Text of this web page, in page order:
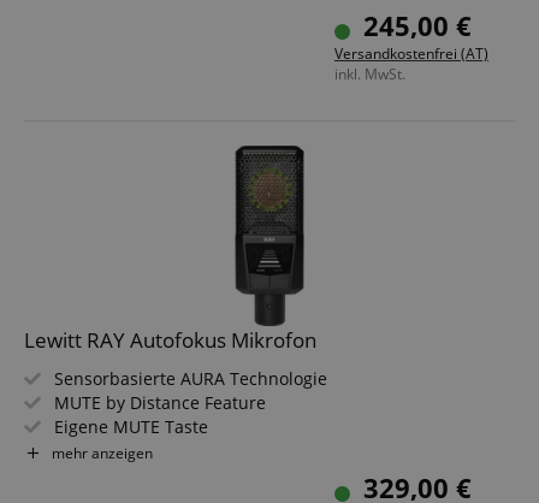
Auto Setup für Stimme, Gesang, und Instrumente
Einfaches Routing, Mixing und Loopback
Für Windows, Mac, iPhone, iPad, und Android
245,00 €
Versandkostenfrei (AT)
inkl. MwSt.
Lewitt RAY Autofokus Mikrofon
Sensorbasierte AURA Technologie
MUTE by Distance Feature
Eigene MUTE Taste
Record-Ready Sound
mehr anzeigen
329,00 €